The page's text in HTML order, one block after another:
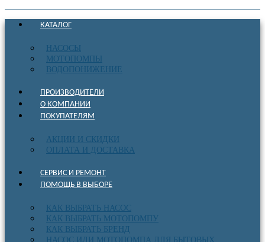
КАТАЛОГ
НАСОСЫ
МОТОПОМПЫ
ВОДОПОНИЖЕНИЕ
ПРОИЗВОДИТЕЛИ
О КОМПАНИИ
ПОКУПАТЕЛЯМ
АКЦИИ И СКИДКИ
ОПЛАТА И ДОСТАВКА
СЕРВИС И РЕМОНТ
ПОМОЩЬ В ВЫБОРЕ
КАК ВЫБРАТЬ НАСОС
КАК ВЫБРАТЬ МОТОПОМПУ
КАК ВЫБРАТЬ БРЕНД
НАСОС ИЛИ МОТОПОМПА ДЛЯ БЫТОВЫХ